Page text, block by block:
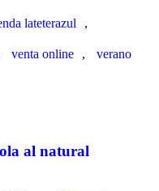
lateterazul ,
venta online , verano
al natural